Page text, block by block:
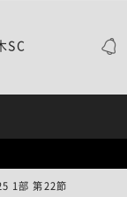
SC
1部 第22節